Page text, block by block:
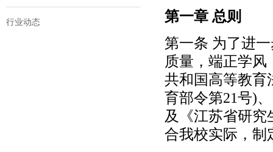
行业动态
第一章 总则
第一条 为了进
质量，端正学
共和国高等教育
育部令第21号)
及《江苏省研究
合我校实际，制